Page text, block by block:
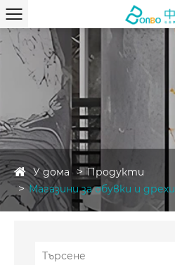
У дома
Продукти
Магазини за обувки и дрехи